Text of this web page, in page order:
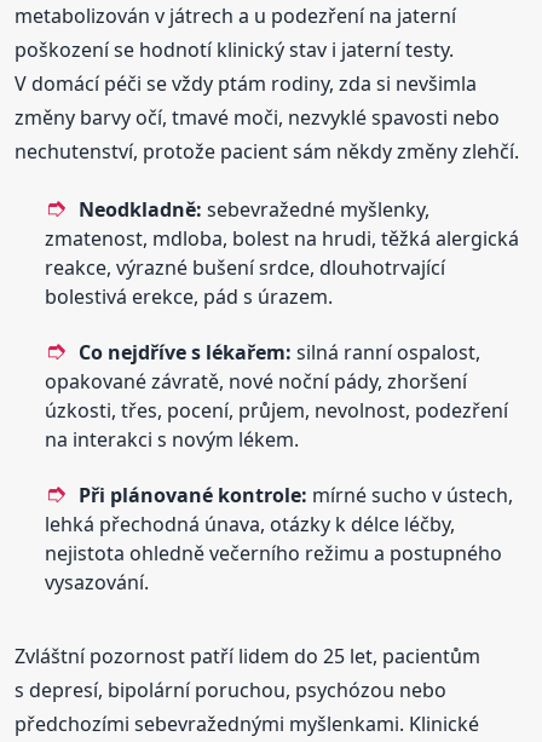
metabolizován v játrech a u podezření na jaterní
poškození se hodnotí klinický stav i jaterní testy.
V domácí péči se vždy ptám rodiny, zda si nevšimla
změny barvy očí, tmavé moči, nezvyklé spavosti nebo
nechutenství, protože pacient sám někdy změny zlehčí.
Neodkladně: sebevražedné myšlenky,
zmatenost, mdloba, bolest na hrudi, těžká alergická
reakce, výrazné bušení srdce, dlouhotrvající
bolestivá erekce, pád s úrazem.
Co nejdříve s lékařem: silná ranní ospalost,
opakované závratě, nové noční pády, zhoršení
úzkosti, třes, pocení, průjem, nevolnost, podezření
na interakci s novým lékem.
Při plánované kontrole: mírné sucho v ústech,
lehká přechodná únava, otázky k délce léčby,
nejistota ohledně večerního režimu a postupného
vysazování.
Zvláštní pozornost patří lidem do 25 let, pacientům
s depresí, bipolární poruchou, psychózou nebo
předchozími sebevražednými myšlenkami. Klinické